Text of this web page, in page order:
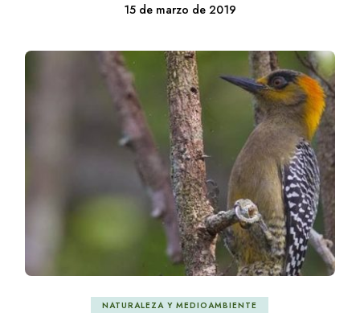
15 de marzo de 2019
NATURALEZA Y MEDIOAMBIENTE